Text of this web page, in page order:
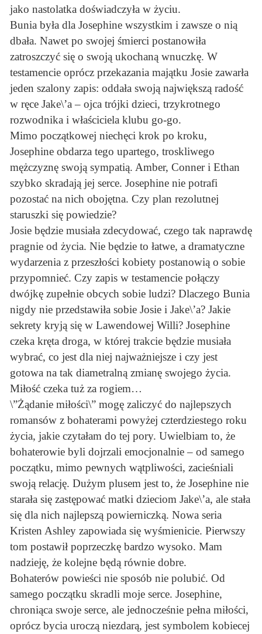
jako nastolatka doświadczyła w życiu.
Bunia była dla Josephine wszystkim i zawsze o nią
dbała. Nawet po swojej śmierci postanowiła
zatroszczyć się o swoją ukochaną wnuczkę. W
testamencie oprócz przekazania majątku Josie zawarła
jeden szalony zapis: oddała swoją największą radość
w ręce Jake\’a – ojca trójki dzieci, trzykrotnego
rozwodnika i właściciela klubu go-go.
Mimo początkowej niechęci krok po kroku,
Josephine obdarza tego upartego, troskliwego
mężczyznę swoją sympatią. Amber, Conner i Ethan
szybko skradają jej serce. Josephine nie potrafi
pozostać na nich obojętna. Czy plan rezolutnej
staruszki się powiedzie?
Josie będzie musiała zdecydować, czego tak naprawdę
pragnie od życia. Nie będzie to łatwe, a dramatyczne
wydarzenia z przeszłości kobiety postanowią o sobie
przypomnieć. Czy zapis w testamencie połączy
dwójkę zupełnie obcych sobie ludzi? Dlaczego Bunia
nigdy nie przedstawiła sobie Josie i Jake\’a? Jakie
sekrety kryją się w Lawendowej Willi? Josephine
czeka kręta droga, w której trakcie będzie musiała
wybrać, co jest dla niej najważniejsze i czy jest
gotowa na tak diametralną zmianę swojego życia.
Miłość czeka tuż za rogiem…
\”Żądanie miłości\” mogę zaliczyć do najlepszych
romansów z bohaterami powyżej czterdziestego roku
życia, jakie czytałam do tej pory. Uwielbiam to, że
bohaterowie byli dojrzali emocjonalnie – od samego
początku, mimo pewnych wątpliwości, zacieśniali
swoją relację. Dużym plusem jest to, że Josephine nie
starała się zastępować matki dzieciom Jake\’a, ale stała
się dla nich najlepszą powierniczką. Nowa seria
Kristen Ashley zapowiada się wyśmienicie. Pierwszy
tom postawił poprzeczkę bardzo wysoko. Mam
nadzieję, że kolejne będą równie dobre.
Bohaterów powieści nie sposób nie polubić. Od
samego początku skradli moje serce. Josephine,
chroniąca swoje serce, ale jednocześnie pełna miłości,
oprócz bycia uroczą niezdarą, jest symbolem kobiecej